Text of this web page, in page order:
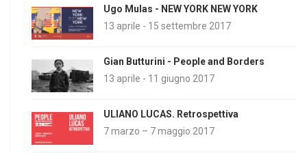
Ugo Mulas - NEW YORK NEW YORK
13 aprile - 15 settembre 2017
Gian Butturini - People and Borders
13 aprile - 11 giugno 2017
ULIANO LUCAS. Retrospettiva
7 marzo – 7 maggio 2017